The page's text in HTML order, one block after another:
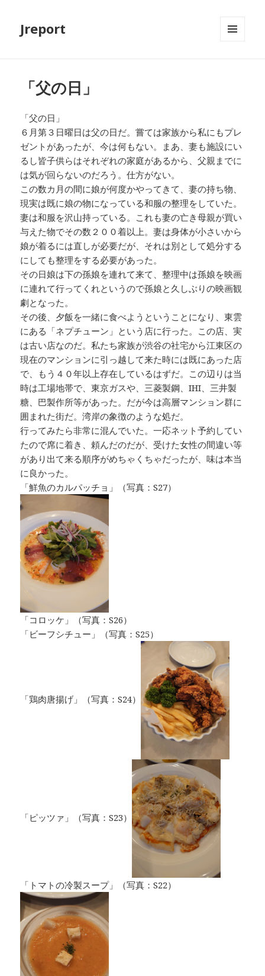
Jreport
「父の日」
「父の日」
６月第３日曜日は父の日だ。嘗ては家族から私にもプレ
ゼントがあったが、今は何もない。まあ、妻も施設にい
るし皆子供らはそれぞれの家庭があるから、父親までに
は気が回らないのだろう。仕方がない。
この数カ月の間に娘が何度かやってきて、妻の持ち物、
現実は既に娘の物になっている和服の整理をしていた。
妻は和服を沢山持っている。これも妻の亡き母親が買い
与えた物でその数２００着以上。妻は身体が小さいから
娘が着るには直しが必要だが、それは別として処分する
にしても整理をする必要があった。
その日娘は下の孫娘を連れて来て、整理中は孫娘を映画
に連れて行ってくれというので孫娘と久しぶりの映画観
劇となった。
その後、夕飯を一緒に食べようということになり、東雲
にある「ネプチューン」という店に行った。この店、実
は古い店なのだ。私たち家族が渋谷の社宅から江東区の
現在のマンションに引っ越して来た時には既にあった店
で、もう４０年以上存在しているはずだ。この辺りは当
時は工場地帯で、東京ガスや、三菱製鋼、IHI、三井製
糖、巴製作所等があった。だが今は高層マンション群に
囲まれた街だ。湾岸の象徴のような処だ。
行ってみたら非常に混んでいた。一応ネット予約してい
たので席に着き、頼んだのだが、受けた女性の間違い等
があり出て来る順序がめちゃくちゃだったが、味は本当
に良かった。
「鮮魚のカルパッチョ」（写真：S27）
「コロッケ」（写真：S26）
「ビーフシチュー」（写真：S25）
「鶏肉唐揚げ」（写真：S24）
「ピッツァ」（写真：S23）
「トマトの冷製スープ」（写真：S22）